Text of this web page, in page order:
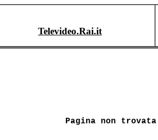
Televideo.Rai.it
Pagina non trovata